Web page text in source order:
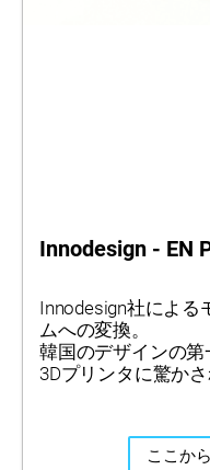
Innodesign - EN
Innodesign社による
ムへの変換。
韓国のデザインの
3Dプリンタに驚かさ
ここか